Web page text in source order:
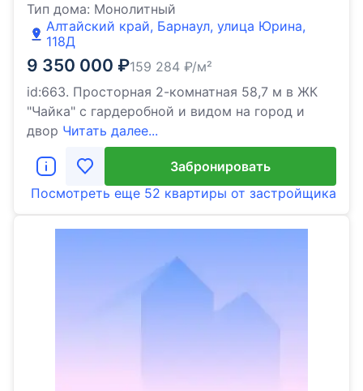
Тип дома: Монолитный
Алтайский край, Барнаул, улица Юрина,
118Д
9 350 000 ₽159 284 ₽/м²
id:663. Просторная 2-комнатная 58,7 м в ЖК
"Чайка" с гардеробной и видом на город и
двор Читать далее...
Забронировать
Посмотреть еще 52 квартиры от застройщика